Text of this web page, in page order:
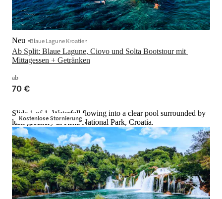
Ab Split: Blaue Lagune, Ciovo und Solta Bootstour mit
Mittagessen + Getränken
Neu Blaue Lagune Kroatien
ab
70 €
Kostenlose Stornierung
Slide 1 of 1, Waterfall flowing into a clear pool surrounded by
lush greenery in Krka National Park, Croatia.